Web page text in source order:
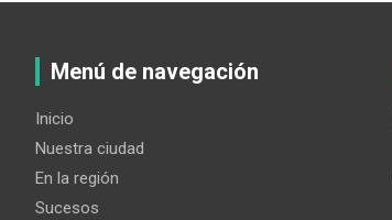
Menú de navegación
Inicio
Nuestra ciudad
En la región
Sucesos